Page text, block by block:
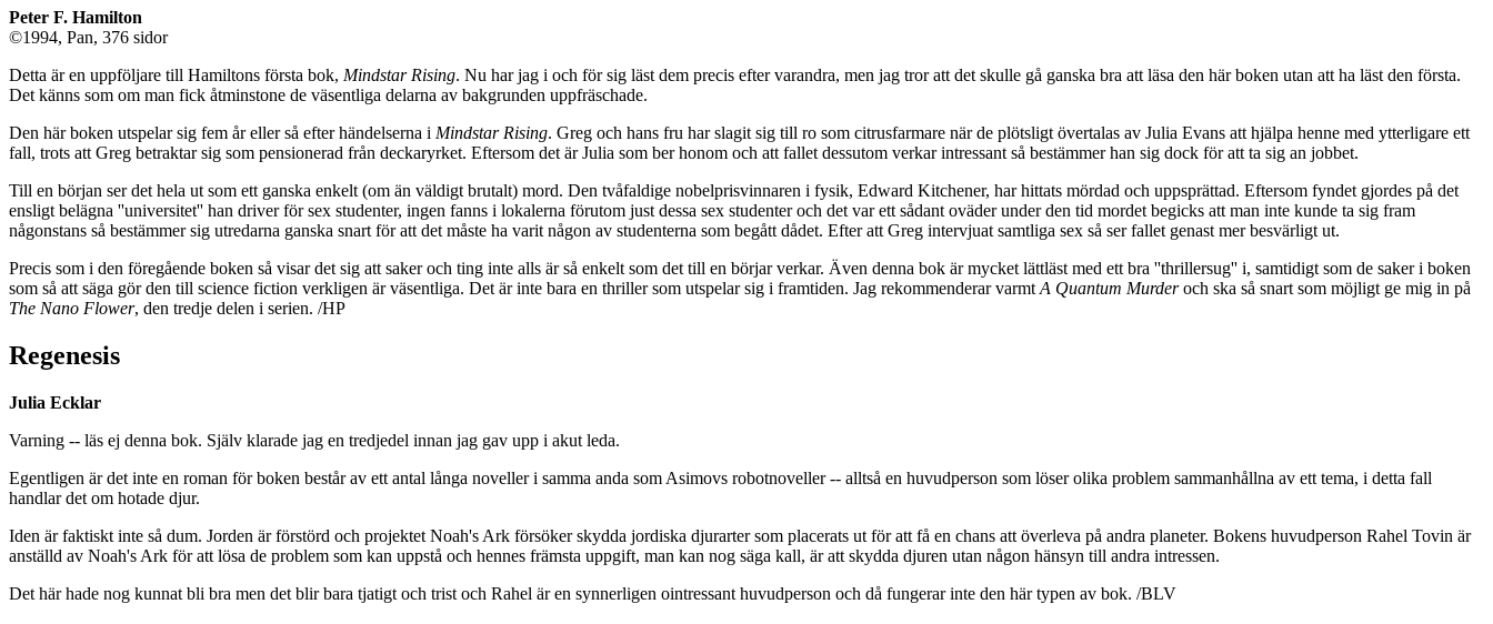
Peter F. Hamilton
©1994, Pan, 376 sidor
Detta är en uppföljare till Hamiltons första bok, Mindstar Rising. Nu har jag i och för sig läst dem precis efter varandra, men jag tror att det skulle gå ganska bra att läsa den här boken utan att ha läst den första.
Det känns som om man fick åtminstone de väsentliga delarna av bakgrunden uppfräschade.
Den här boken utspelar sig fem år eller så efter händelserna i Mindstar Rising. Greg och hans fru har slagit sig till ro som citrusfarmare när de plötsligt övertalas av Julia Evans att hjälpa henne med ytterligare ett
fall, trots att Greg betraktar sig som pensionerad från deckaryrket. Eftersom det är Julia som ber honom och att fallet dessutom verkar intressant så bestämmer han sig dock för att ta sig an jobbet.
Till en början ser det hela ut som ett ganska enkelt (om än väldigt brutalt) mord. Den tvåfaldige nobelprisvinnaren i fysik, Edward Kitchener, har hittats mördad och uppsprättad. Eftersom fyndet gjordes på det
ensligt belägna ''universitet'' han driver för sex studenter, ingen fanns i lokalerna förutom just dessa sex studenter och det var ett sådant oväder under den tid mordet begicks att man inte kunde ta sig fram
någonstans så bestämmer sig utredarna ganska snart för att det måste ha varit någon av studenterna som begått dådet. Efter att Greg intervjuat samtliga sex så ser fallet genast mer besvärligt ut.
Precis som i den föregående boken så visar det sig att saker och ting inte alls är så enkelt som det till en börjar verkar. Även denna bok är mycket lättläst med ett bra ''thrillersug'' i, samtidigt som de saker i boken
som så att säga gör den till science fiction verkligen är väsentliga. Det är inte bara en thriller som utspelar sig i framtiden. Jag rekommenderar varmt A Quantum Murderoch ska så snart som möjligt ge mig in på
The Nano Flower, den tredje delen i serien. /HP
Regenesis
Julia Ecklar
Varning -- läs ej denna bok. Själv klarade jag en tredjedel innan jag gav upp i akut leda.
Egentligen är det inte en roman för boken består av ett antal långa noveller i samma anda som Asimovs robotnoveller -- alltså en huvudperson som löser olika problem sammanhållna av ett tema, i detta fall
handlar det om hotade djur.
Iden är faktiskt inte så dum. Jorden är förstörd och projektet Noah's Ark försöker skydda jordiska djurarter som placerats ut för att få en chans att överleva på andra planeter. Bokens huvudperson Rahel Tovin är
anställd av Noah's Ark för att lösa de problem som kan uppstå och hennes främsta uppgift, man kan nog säga kall, är att skydda djuren utan någon hänsyn till andra intressen.
Det här hade nog kunnat bli bra men det blir bara tjatigt och trist och Rahel är en synnerligen ointressant huvudperson och då fungerar inte den här typen av bok. /BLV